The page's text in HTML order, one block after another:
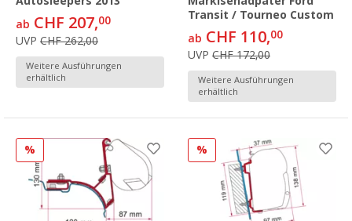
ab CHF 207,00
UVP CHF 262,00
Weitere Ausführungen
erhältlich
Transit / Tourneo Custom
ab CHF 110,00
UVP CHF 172,00
Weitere Ausführungen
erhältlich
% %